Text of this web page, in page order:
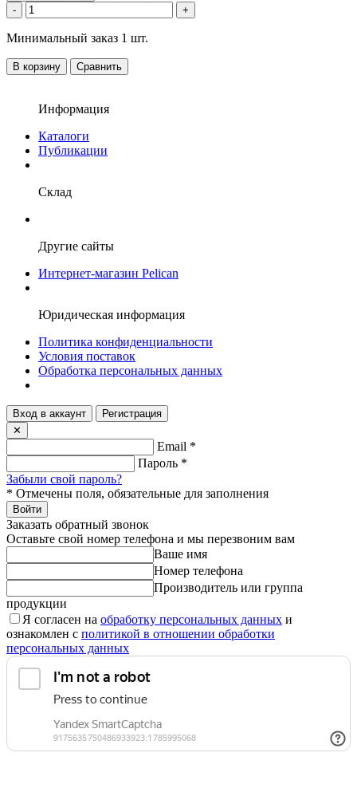
- +
Минимальный заказ 1 шт.
В корзину Сравнить
Информация
Каталоги
Публикации
Склад
Другие сайты
Интернет-магазин Pelican
Юридическая информация
Политика конфиденциальности
Условия поставок
Обработка персональных данных
Вход в аккаунт
Регистрация
✕
Email *
Пароль *
Забыли свой пароль?
* Отмечены поля, обязательные для заполнения
Войти
Заказать обратный звонок
Оставьте свой номер телефона и мы перезвоним вам
Ваше имя
Номер телефона
Производитель или группа
продукции
Я согласен на обработку персональных данных и
ознакомлен с политикой в отношении обработки
персональных данных